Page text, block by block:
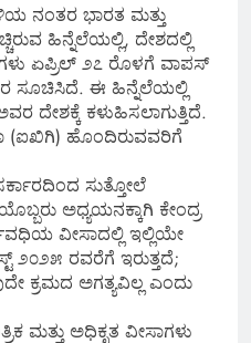
ನಂತರ ಭಾರತ ಮತ್ತು
ಹಿನ್ನೆಲೆಯಲ್ಲಿ, ದೇಶದಲ್ಲಿ
ಏಪ್ರಿಲ್ ೨೭ ರೊಳಗೆ ವಾಪಸ್
ಸೂಚಿಸಿದೆ. ಈ ಹಿನ್ನೆಲೆಯಲ್ಲಿ
ದೇಶಕ್ಕೆ ಕಳುಹಿಸಲಾಗುತ್ತಿದೆ.
(ಐಖಿಗಿ) ಹೊಂದಿರುವವರಿಗೆ
ಸುತ್ತೋಲೆ
ಅಧ್ಯಯನಕ್ಕಾಗಿ ಕೇಂದ್ರ
ವೀಸಾದಲ್ಲಿ ಇಲ್ಲಿಯೇ
೨೦೨೫ ರವರೆಗೆ ಇರುತ್ತದೆ;
ಕ್ರಮದ ಅಗತ್ಯವಿಲ್ಲ ಎಂದು
ಮತ್ತು ಅಧಿಕೃತ ವೀಸಾಗಳು